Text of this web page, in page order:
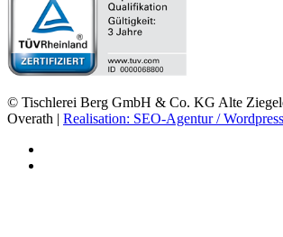
© Tischlerei Berg GmbH & Co. KG Alte
Overath | Realisation: SEO-Agentur /